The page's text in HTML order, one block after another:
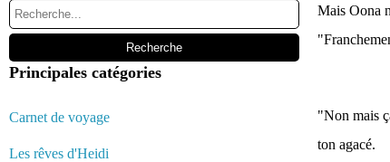
Principales catégories
Carnet de voyage
Les rêves d'Heidi
Mais Oona
"Non mais
ton agacé.